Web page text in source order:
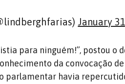
January
para ninguém!”, postou o
da convocação
parlamentar havia